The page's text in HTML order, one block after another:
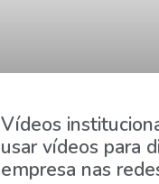
Vídeos
usar vídeos para
empresa nas